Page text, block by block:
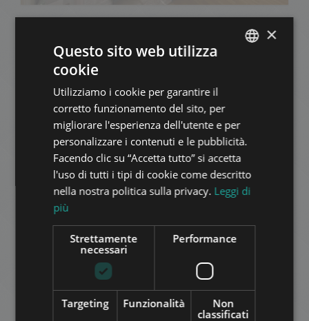
AGGIUNGI ALLA LISTA
FULLY RENOVATED 1 BEDROOM AT MAGYAR
SZÍNHÁZ
Prezzo:84.900.000 HUF
Quartiere 7 • 1 camere da letto • 47 m
AGGIUNGI ALLA LISTA
FRENCH
ITALIAN
SPANISH
ARABIC
×
Questo sito web utilizza
cookie
Utilizziamo i cookie per garantire il
corretto funzionamento del sito, per
migliorare l'esperienza dell'utente e per
personalizzare i contenuti e le pubblicità.
Facendo clic su “Accetta tutto” si accetta
l'uso di tutti i tipi di cookie come descritto
nella nostra politica sulla privacy. Leggi di
più
Strettamente
necessari
Performance
Targeting Funzionalità
Non
classificati